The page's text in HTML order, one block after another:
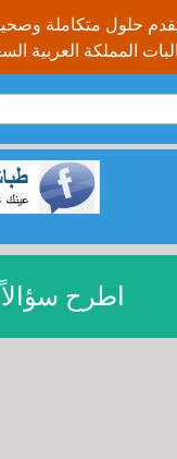
حلول متكاملة
اطرح سؤالاً